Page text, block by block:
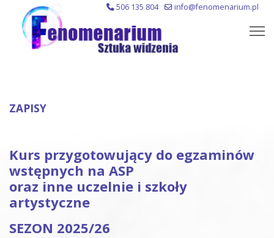
506 135 804 info@fenomenarium.pl
ZAPISY
Kurs przygotowujący do egzaminów
wstępnych na ASP
oraz inne uczelnie i szkoły
artystyczne
SEZON 2025/26